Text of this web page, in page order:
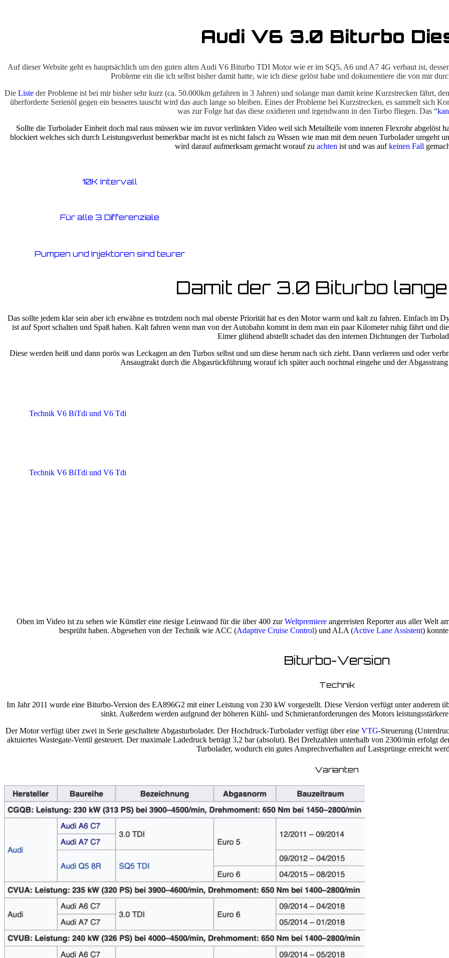
Audi V6 3.0 Biturbo
Auf dieser Website geht es hauptsächlich um den guten alten Audi V6 Biturbo TDI Motor wie er im SQ5, A6 und A7 4G verbaut ist,
Probleme ein die ich selbst bisher damit hatte, wie ich diese gelöst habe und dokumentiere die von mir
Die Liste der Probleme ist bei mir bisher sehr kurz (ca. 50.000km gefahren in 3 Jahren) und solange man damit keine Kurzstrecken fährt,
überforderte Serienöl gegen ein besseres tauscht wird das auch lange so bleiben. Eines der Probleme bei Kurzstrecken, es sammelt sich
was zur Folge hat das diese oxidieren und irgendwann in den Turbo fliegen. Das “
Sollte die Turbolader Einheit doch mal raus müssen wie im zuvor verlinkten Video weil sich Metallteile vom inneren Flexrohr abgelöst
blockiert welches sich durch Leistungsverlust bemerkbar macht ist es nicht falsch zu Wissen wie man mit dem neuen Turbolader umgeht
wird darauf aufmerksam gemacht worauf zu achten ist und was aufkeinen Fall
10K Intervall
Für alle 3 Differenziale
Pumpen und Injektoren sind teurer
Damit der 3.0 Biturbo
Das sollte jedem klar sein aber ich erwähne es trotzdem noch mal oberste Priorität hat es den Motor warm und kalt zu fahren. Einfach im
ist auf Sport schalten und Spaß haben. Kalt fahren wenn man von der Autobahn kommt in dem man ein paar Kilometer ruhig fährt und
Eimer glühend abstellt schadet das den internen Dichtungen der
Diese werden heiß und dann porös was Leckagen an den Turbos selbst und um diese herum nach sich zieht. Dann verlieren und oder
Ansaugtrakt durch die Abgasrückführung worauf ich später auch nochmal eingehe und der
Technik V6 BiTdi und V6 Tdi
Technik V6 BiTdi und V6 Tdi
Oben im Video ist zu sehen wie Künstler eine riesige Leinwand für die über 400 zurWeltpremiere angereisten Reporter aus aller Welt
besprüht haben. Abgesehen von der Technik wie ACC (Adaptive Cruise Control) und ALA (Active Lane Assistent)
Biturbo-Version
Technik
Im Jahr 2011 wurde eine Biturbo-Version des EA896G2 mit einer Leistung von 230 kW vorgestellt. Diese Version verfügt unter anderem
sinkt. Außerdem werden aufgrund der höheren Kühl- und Schmieranforderungen des Motors
Der Motor verfügt über zwei in Serie geschaltete Abgasturbolader. Der Hochdruck-Turbolader verfügt über eine VTG-Steuerung
aktuiertes Wastegate-Ventil gesteuert. Der maximale Ladedruck beträgt 3,2 bar (absolut). Bei Drehzahlen unterhalb von 2300/min erfolgt
Turbolader, wodurch ein gutes Ansprechverhalten auf Lastsprünge erreicht
Varianten